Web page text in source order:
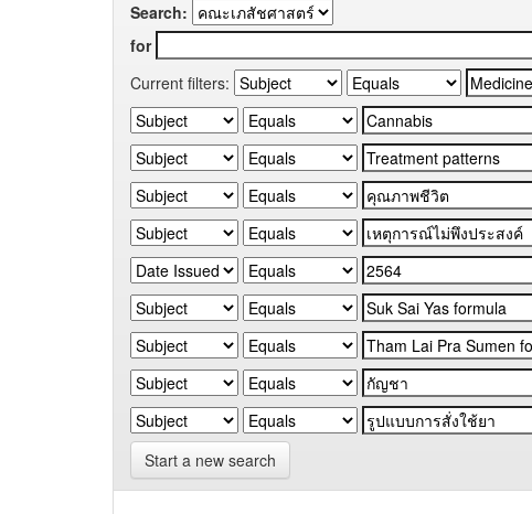
Search:
for
Current filters:
Start a new search